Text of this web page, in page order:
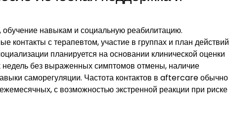
обучение навыкам и социальную реабилитацию.
контакты с терапевтом, участие в группах и план действий
планируется на основании клинической оценки
недель без выраженных симптомов отмены, наличие
саморегуляции. Частота контактов в aftercare обычно
с возможностью экстренной реакции при риске